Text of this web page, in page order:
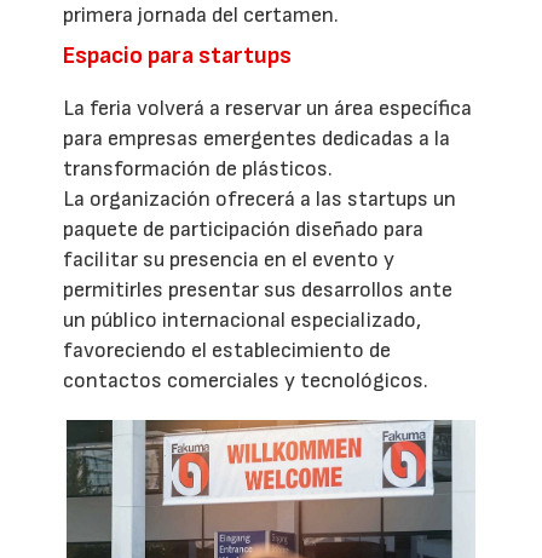
primera jornada del certamen.
Espacio para startups
La feria volverá a reservar un área específica
para empresas emergentes dedicadas a la
transformación de plásticos.
La organización ofrecerá a las startups un
paquete de participación diseñado para
facilitar su presencia en el evento y
permitirles presentar sus desarrollos ante
un público internacional especializado,
favoreciendo el establecimiento de
contactos comerciales y tecnológicos.